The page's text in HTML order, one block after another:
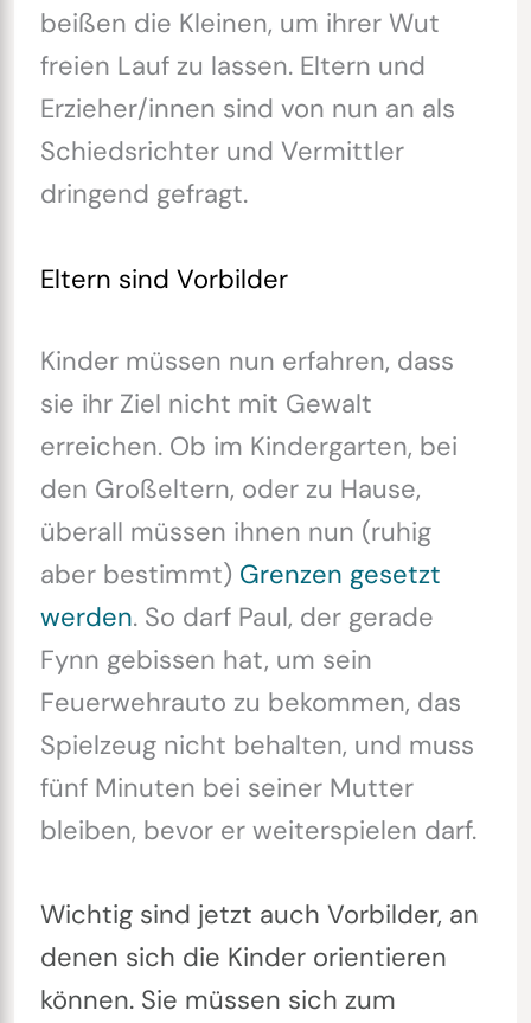
beißen die Kleinen, um ihrer Wut
freien Lauf zu lassen. Eltern und
Erzieher/innen sind von nun an als
Schiedsrichter und Vermittler
dringend gefragt.
Eltern sind Vorbilder
Kinder müssen nun erfahren, dass
sie ihr Ziel nicht mit Gewalt
erreichen. Ob im Kindergarten, bei
den Großeltern, oder zu Hause,
überall müssen ihnen nun (ruhig
aber bestimmt) Grenzen gesetzt
werden. So darf Paul, der gerade
Fynn gebissen hat, um sein
Feuerwehrauto zu bekommen, das
Spielzeug nicht behalten, und muss
fünf Minuten bei seiner Mutter
bleiben, bevor er weiterspielen darf.
Wichtig sind jetzt auch Vorbilder, an
denen sich die Kinder orientieren
können. Sie müssen sich zum